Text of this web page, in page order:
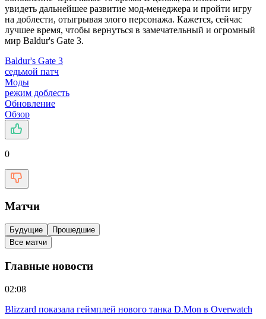
увидеть дальнейшее развитие мод-менеджера и пройти игру
на доблести, отыгрывая злого персонажа. Кажется, сейчас
лучшее время, чтобы вернуться в замечательный и огромный
мир Baldur's Gate 3.
Baldur's Gate 3
седьмой патч
Моды
режим доблесть
Обновление
Обзор
0
Матчи
Будущие
Прошедшие
Все матчи
Главные новости
02:08
Blizzard показала геймплей нового танка D.Mon в Overwatch